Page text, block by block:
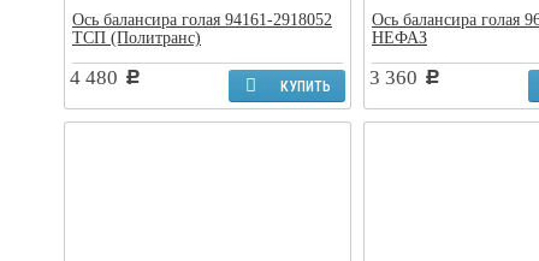
Ось балансира голая 94161-2918052
ТСП (Политранс)
4 480 c
КУПИТЬ
Ось балансира голая
НЕФАЗ
3 360 c